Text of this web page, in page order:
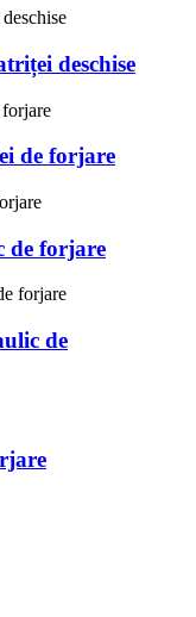
deschise
de forjare
de forjare
de